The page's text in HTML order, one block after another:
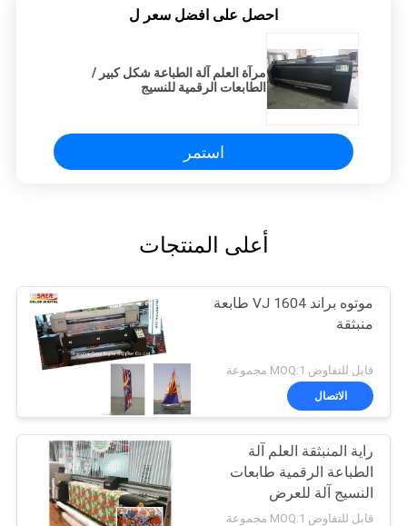
احصل على افضل سعر ل
مرآة العلم آلة الطباعة شكل كبير /
الطابعات الرقمية للنسيج
استمر
أعلى المنتجات
موتوه براند VJ 1604 طابعة
منبثقة
قابل للتفاوض MOQ:1 مجموعة
الاتصال
راية المنبثقة العلم آلة
الطباعة الرقمية طابعات
النسيج آلة للعرض
قابل للتفاوض MOQ:1 مجموعة